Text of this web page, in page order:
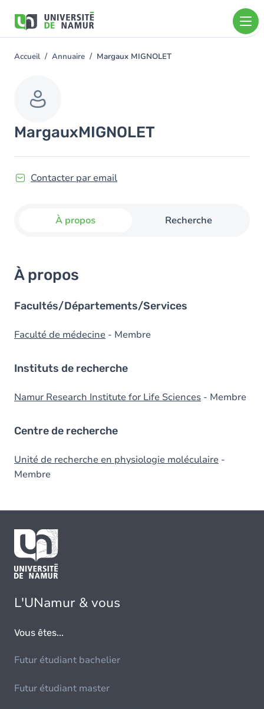
contenu
You
Accueil Annuaire Margaux MIGNOLET
MargauxMIGNOLET
Contacter par email
À propos Recherche
À propos
Facultés/Départements/Services
Faculté de médecine - Membre
Instituts de recherche
Namur Research Institute for Life Sciences - Membre
Centre de recherche
Unité de recherche en physiologie moléculaire -
Membre
L'UNamur & vous
Vous êtes...
Futur étudiant bachelier
Futur étudiant master